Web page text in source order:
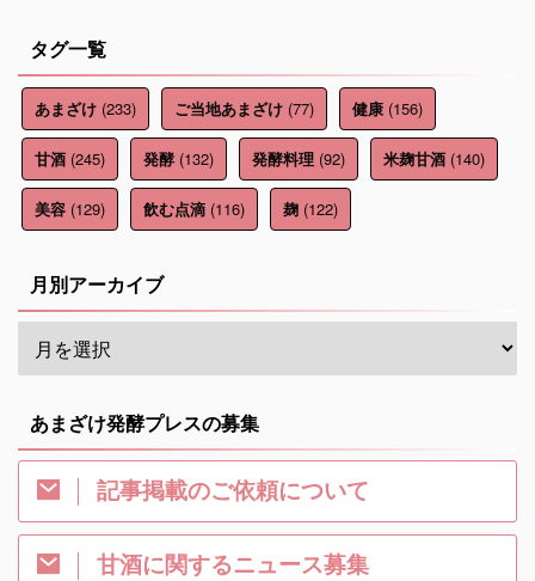
タグ一覧
あまざけ (233) ご当地あまざけ (77) 健康 (156)
甘酒 (245) 発酵(132) 発酵料理 (92) 米麹甘酒 (140)
美容 (129) 飲む点滴 (116) 麹 (122)
月別アーカイブ
あまざけ発酵プレスの募集
記事掲載のご依頼について
甘酒に関するニュース募集